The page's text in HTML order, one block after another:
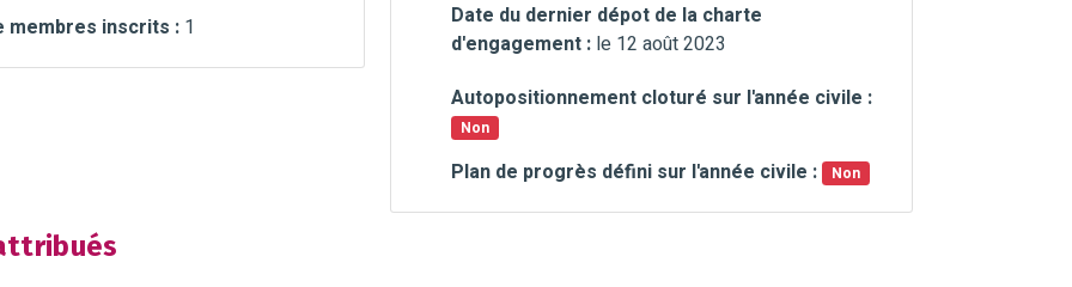
membres inscrits :1
Date du dernier dépot de la charte
d'engagement : le 12 août 2023
Autopositionnement cloturé sur l'année civile :
Non
Plan de progrès défini sur l'année civile : Non